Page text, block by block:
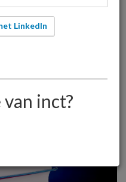
beheer,
En nu?
LinkedIn
inct?